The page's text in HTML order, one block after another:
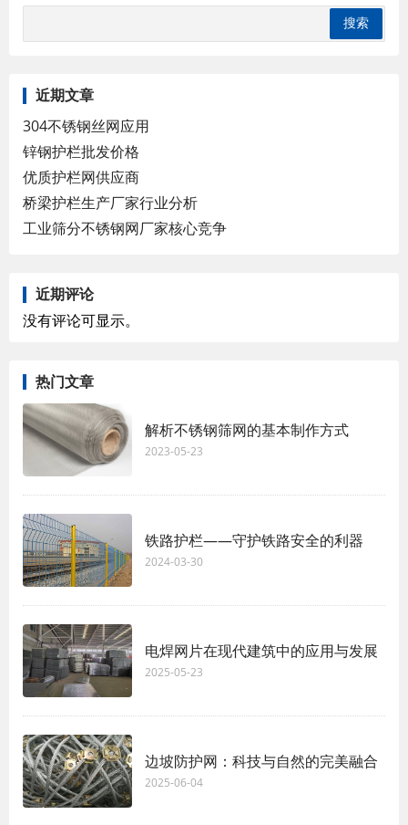
近期文章
304不锈钢丝网应用
锌钢护栏批发价格
优质护栏网供应商
桥梁护栏生产厂家行业分析
工业筛分不锈钢网厂家核心竞争
近期评论
没有评论可显示。
热门文章
解析不锈钢筛网的基本制作方式
2023-05-23
铁路护栏——守护铁路安全的利器
2024-03-30
电焊网片在现代建筑中的应用与发展
2025-05-23
边坡防护网：科技与自然的完美融合
2025-06-04